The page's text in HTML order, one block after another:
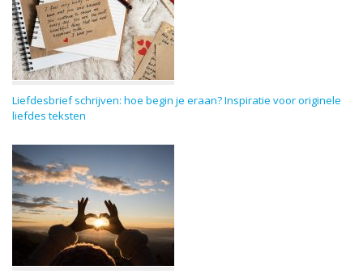
Liefdesbrief schrijven: hoe begin je eraan? Inspiratie voor originele
liefdes teksten